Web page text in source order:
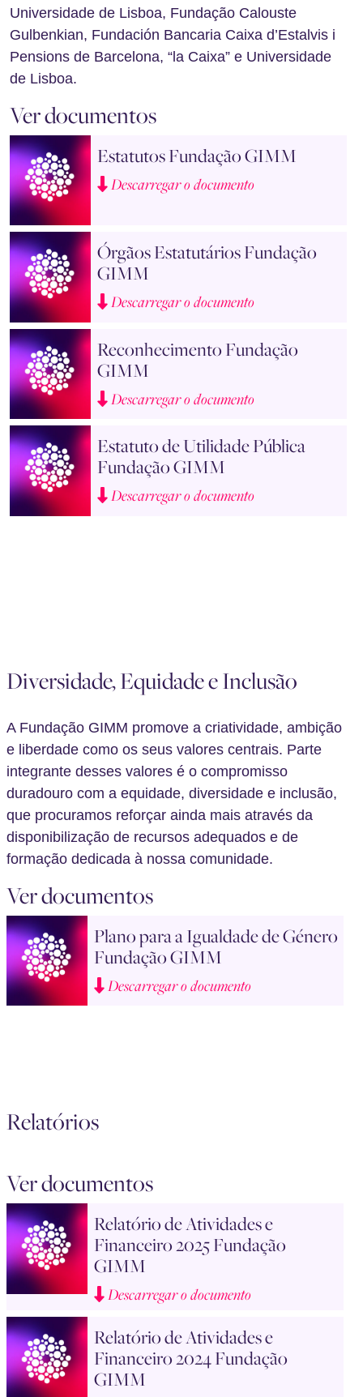
Universidade de Lisboa, Fundação Calouste
Gulbenkian, Fundación Bancaria Caixa d’Estalvis i
Pensions de Barcelona, “la Caixa” e Universidade
de Lisboa.
Ver documentos
Estatutos Fundação GIMM
Descarregar o documento
Órgãos Estatutários Fundação
GIMM
Descarregar o documento
Reconhecimento Fundação
GIMM
Descarregar o documento
Estatuto de Utilidade Pública
Fundação GIMM
Descarregar o documento
Diversidade, Equidade e Inclusão
A Fundação GIMM promove a criatividade, ambição
e liberdade como os seus valores centrais. Parte
integrante desses valores é o compromisso
duradouro com a equidade, diversidade e inclusão,
que procuramos reforçar ainda mais através da
disponibilização de recursos adequados e de
formação dedicada à nossa comunidade.
Ver documentos
Plano para a Igualdade de Género
Fundação GIMM
Descarregar o documento
Relatórios
Ver documentos
Relatório de Atividades e
Financeiro 2025 Fundação
GIMM
Descarregar o documento
Relatório de Atividades e
Financeiro 2024 Fundação
GIMM